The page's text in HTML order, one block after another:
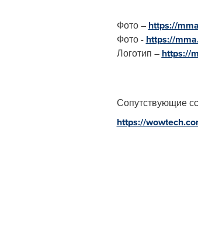
Фото – https://
Фото - https://
Логотип – https://
Сопутствующие
https://